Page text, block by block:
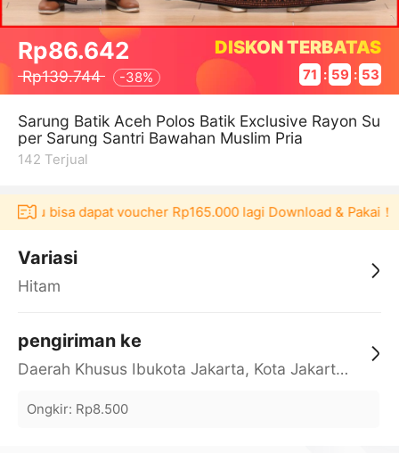
Rp86.642
Rp139.744 -38%
DISKON TERBATAS
71 : 59 : 52
Sarung Batik Aceh Polos Batik Exclusive Rayon Su
per Sarung Santri Bawahan Muslim Pria
142 Terjual
bisa dapat voucher Rp165.000 lagi Download & Pakai！
Variasi
Hitam
pengiriman ke
Daerah Khusus Ibukota Jakarta, Kota Jakarta Barat, Cengkareng, yy
Ongkir: Rp8.500